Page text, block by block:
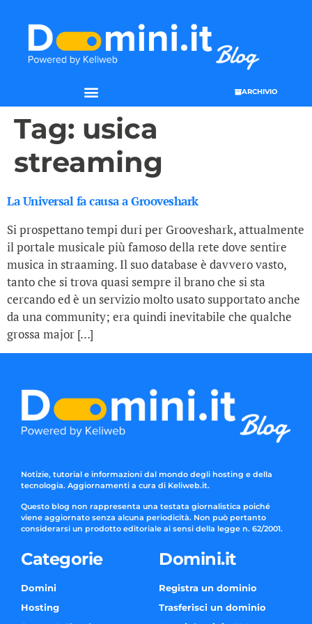
ARCHIVIO
Tag: usica
streaming
La Universal fa causa a Grooveshark
Si prospettano tempi duri per Grooveshark, attualmente
il portale musicale più famoso della rete dove sentire
musica in straaming. Il suo database è davvero vasto,
tanto che si trova quasi sempre il brano che si sta
cercando ed è un servizio molto usato supportato anche
da una community; era quindi inevitabile che qualche
grossa major […]
Notizie, tutorial e informazioni dal mondo degli hosting e della
tecnologia. Aggiornamenti a cura di Keliweb.it.
Questo blog non rappresenta una testata giornalistica poiché
viene aggiornato senza alcuna periodicità. Non può pertanto
considerarsi un prodotto editoriale ai sensi della legge n. 62/2001.
Categorie
Domini
Hosting
Domini.it
Registra un dominio
Trasferisci un dominio